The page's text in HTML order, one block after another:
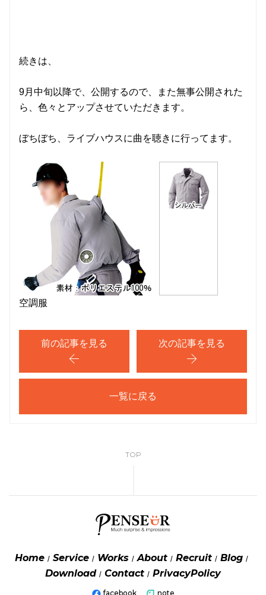
続きは、
9月中旬以降で、公開するので、また無事公開された
ら、色々とアップさせていただきます。
ぼちぼち、ライブハウスに曲を聴きに行ってます。
空調服
前の記事を見る
一覧に戻る
次の記事を見る
TOP
Home Service Works About Recruit
Blog
Download
Contact PrivacyPolicy
facebook note